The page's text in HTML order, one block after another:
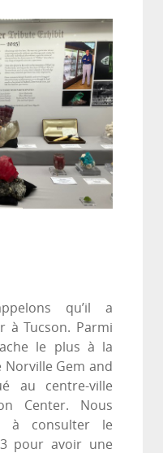
qu’il a
à Tucson. Parmi
le plus à la
Norville Gem and
au centre-ville
Center. Nous
à consulter le
pour avoir une